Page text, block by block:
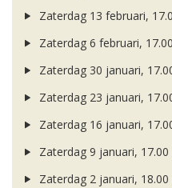
Zaterdag 13 februari,
Zaterdag 6 februari,
Zaterdag 30 januari,
Zaterdag 23 januari,
Zaterdag 16 januari,
Zaterdag 9 januari, 17.00
Zaterdag 2 januari, 18.00